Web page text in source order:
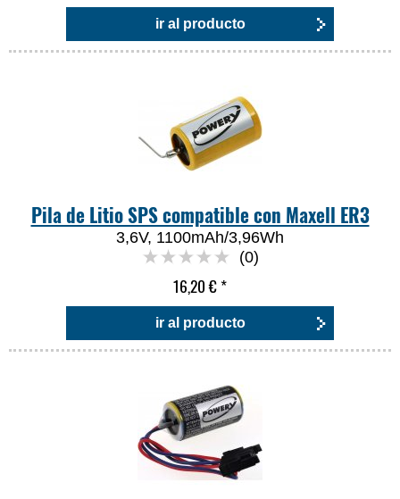
ir al producto
Pila de Litio SPS compatible con Maxell ER3
3,6V, 1100mAh/3,96Wh
(0)
16,20 €*
ir al producto